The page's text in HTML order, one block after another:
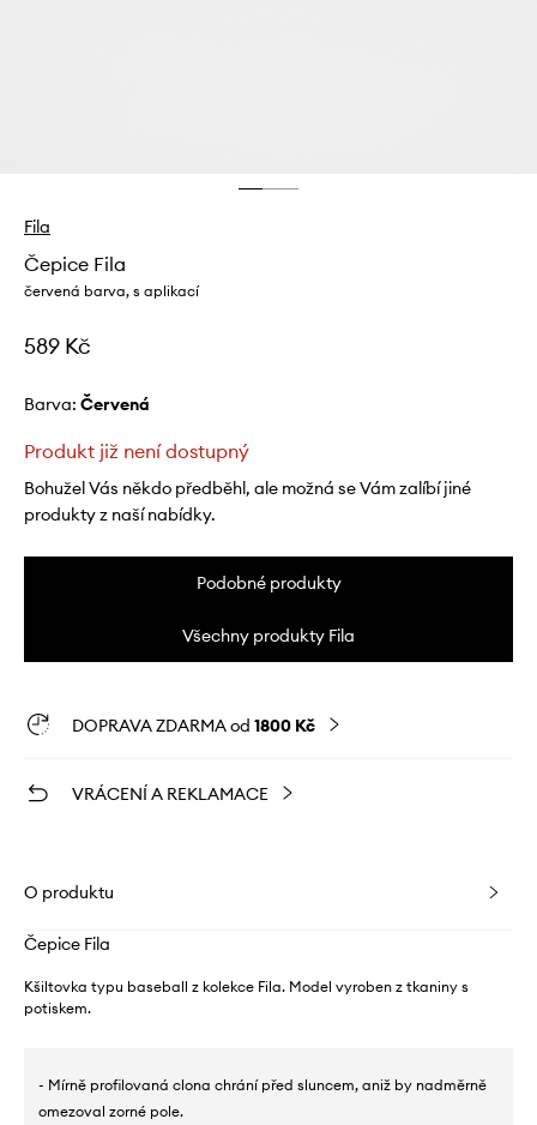
Fila
Čepice Fila
červená barva, s aplikací
589 Kč
Barva: červená
Produkt již není dostupný
Bohužel Vás někdo předběhl, ale možná se Vám zalíbí jiné
produkty z naší nabídky.
Podobné produkty
Všechny produkty Fila
DOPRAVA ZDARMA od 1800 Kč
VRÁCENÍ A REKLAMACE
O produktu
Čepice Fila
Kšiltovka typu baseball z kolekce Fila. Model vyroben z tkaniny s
potiskem.
- Mírně profilovaná clona chrání před sluncem, aniž by nadměrně
omezoval zorné pole.